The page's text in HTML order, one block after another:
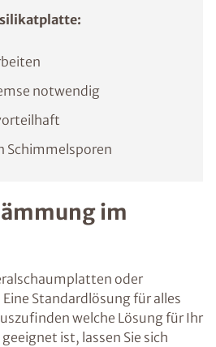
notwendig
Schimmelsporen
im
oder
Standardlösung für alles
welche Lösung für Ihr
ist, lassen Sie sich